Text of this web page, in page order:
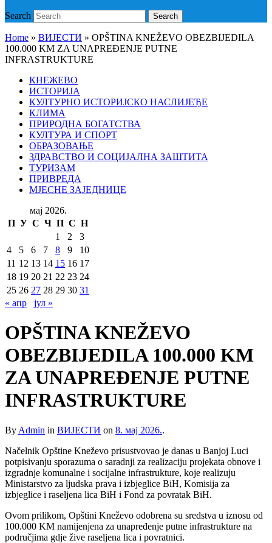
Search Search
Home » ВИЈЕСТИ » OPŠTINA KNEŽEVO OBEZBIJEDILA
100.000 KM ZA UNAPREĐENJE PUTNE
INFRASTRUKTURE
КНЕЖЕВО
ИСТОРИЈА
КУЛТУРНО ИСТОРИЈСКО НАСЛИЈЕЂЕ
КЛИМА
ПРИРОДНА БОГАТСТВА
КУЛТУРА И СПОРТ
ОБРАЗОВАЊЕ
ЗДРАВСТВО И СОЦИЈАЛНА ЗАШТИТА
ТУРИЗАМ
ПРИВРЕДА
МЈЕСНЕ ЗАЈЕДНИЦЕ
мај 2026.
П У С Ч П С Н
1
2
3
4
5 6 7 8 9
10
11 12 13 14 15 16 17
18 19 20 21 22 23 24
25 26 27 28 29 30 31
« апр
јул »
OPŠTINA KNEŽEVO
OBEZBIJEDILA 100.000 KM
ZA UNAPREĐENJE PUTNE
INFRASTRUKTURE
By Admin in ВИЈЕСТИ on 8. мај 2026..
Načelnik Opštine Kneževo prisustvovao je danas u Banjoj Luci
potpisivanju sporazuma o saradnji za realizaciju projekata obnove i
izgradnje komunalne i socijalne infrastrukture, koje realizuju
Ministarstvo za ljudska prava i izbjeglice BiH, Komisija za
izbjeglice i raseljena lica BiH i Fond za povratak BiH.
Ovom prilikom, Opštini Kneževo odobrena su sredstva u iznosu od
100.000 KM namijenjena za unapređenje putne infrastrukture na
područjima gdje žive raseljena lica i povratnici.